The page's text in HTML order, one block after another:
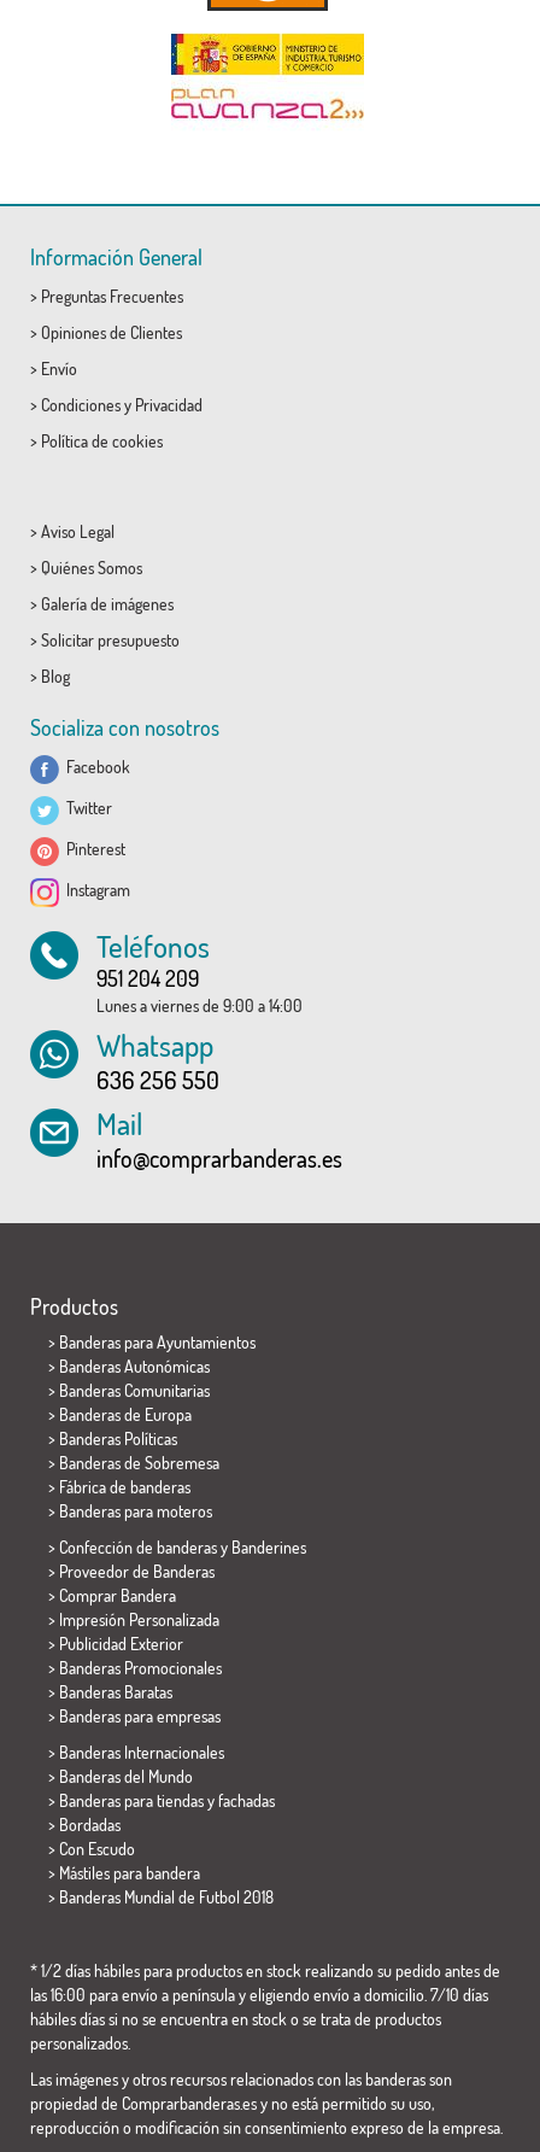
Información General
> Preguntas Frecuentes
> Opiniones de Clientes
> Envío
> Condicionesy Privacidad
> Política de cookies
> Aviso Legal
> Quiénes Somos
> Galería de imágenes
> Solicitar presupuesto
> Blog
Socializa con nosotros
Facebook
Twitter
Pinterest
Instagram
Teléfonos
951 204 209
Lunes a viernes de 9:00 a 14:00
Whatsapp
636 256 550
Mail
info@comprarbanderas.es
Productos
> Banderas para Ayuntamientos
> Banderas Autonómicas
> Banderas Comunitarias
> Banderas de Europa
> Banderas Políticas
> Banderas de Sobremesa
> Fábrica de banderas
> Banderas para moteros
> Confección de banderas y Banderines
> Proveedor de Banderas
> Comprar Bandera
> Impresión Personalizada
> Publicidad Exterior
> Banderas Promocionales
> Banderas Baratas
> Banderas para empresas
> Banderas Internacionales
> Banderas del Mundo
> Banderas para tiendas y fachadas
> Bordadas
> Con Escudo
> Mástiles para bandera
> Banderas Mundial de Futbol 2018
* 1/2 días hábiles para productos en stock realizando su pedido antes de
las 16:00 para envío a península y eligiendo envío a domicilio. 7/10 días
hábiles días si no se encuentra en stock o se trata de productos
personalizados.
Las imágenes y otros recursos relacionados con las banderas son
propiedad de Comprarbanderas.es y no está permitido su uso,
reproducción o modificación sin consentimiento expreso de la empresa.